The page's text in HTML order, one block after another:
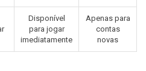
Disponível
para jogar
imediatamente
Apenas para
contas
novas